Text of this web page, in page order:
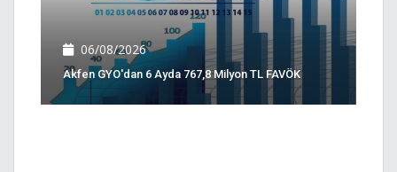
06/08/2026
Akfen GYO'dan 6 Ayda 767,8 Milyon TL FAVÖK